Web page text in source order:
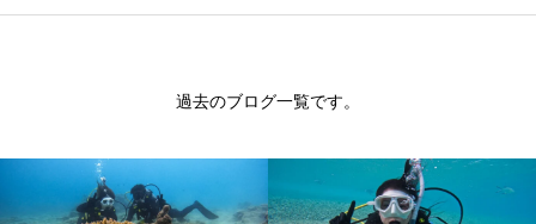
過去のブログ一覧です。